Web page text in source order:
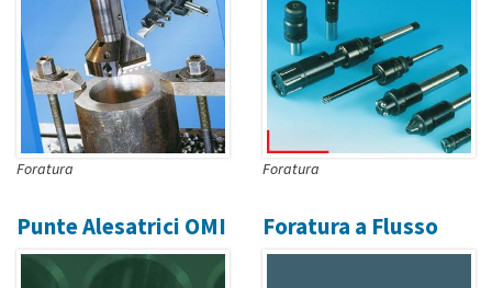
Foratura Foratura
Punte Alesatrici OMI Foratura a Flusso